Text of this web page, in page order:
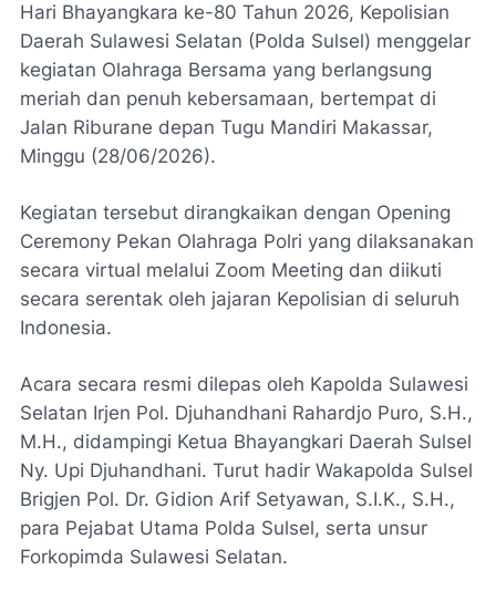
Hari Bhayangkara ke-80 Tahun 2026, Kepolisian
Daerah Sulawesi Selatan (Polda Sulsel) menggelar
kegiatan Olahraga Bersama yang berlangsung
meriah dan penuh kebersamaan, bertempat di
Jalan Riburane depan Tugu Mandiri Makassar,
Minggu (28/06/2026).
Kegiatan tersebut dirangkaikan dengan Opening
Ceremony Pekan Olahraga Polri yang dilaksanakan
secara virtual melalui Zoom Meeting dan diikuti
secara serentak oleh jajaran Kepolisian di seluruh
Indonesia.
Acara secara resmi dilepas oleh Kapolda Sulawesi
Selatan Irjen Pol. Djuhandhani Rahardjo Puro, S.H.,
M.H., didampingi Ketua Bhayangkari Daerah Sulsel
Ny. Upi Djuhandhani. Turut hadir Wakapolda Sulsel
Brigjen Pol. Dr. Gidion Arif Setyawan, S.I.K., S.H.,
para Pejabat Utama Polda Sulsel, serta unsur
Forkopimda Sulawesi Selatan.